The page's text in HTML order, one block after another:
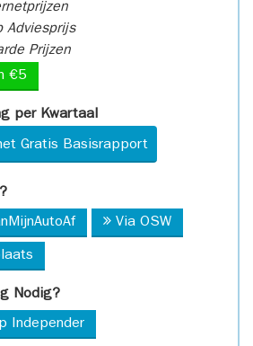
Adviesprijs
Prijzen
€5
per Kwartaal
Gratis Basisrapport
Via OSW
Nodig?
Independer